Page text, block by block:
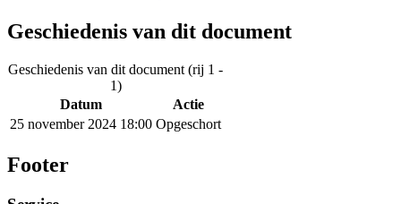
Geschiedenis van dit document
Geschiedenis van dit document (rij 1 -
1)
Datum
Actie
25 november 2024 18:00 Opgeschort
Footer